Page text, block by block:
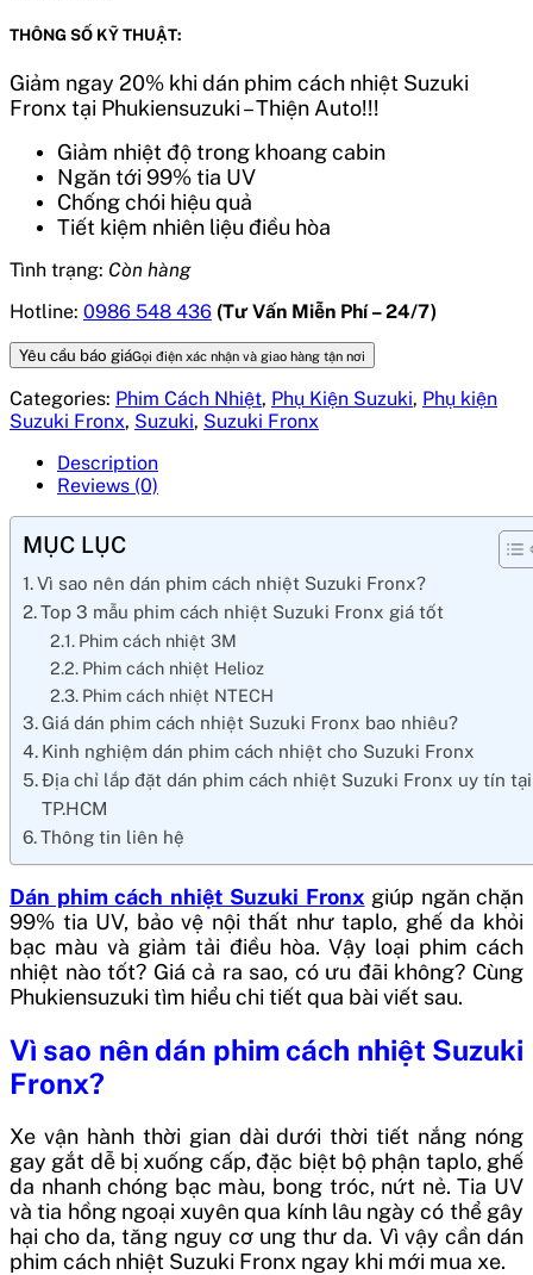
THÔNG SỐ KỸ THUẬT:
Giảm ngay 20% khi dán phim cách nhiệt Suzuki
Fronx tại Phukiensuzuki – Thiện Auto!!!
Giảm nhiệt độ trong khoang cabin
Ngăn tới 99% tia UV
Chống chói hiệu quả
Tiết kiệm nhiên liệu điều hòa
Tình trạng: Còn hàng
Hotline: 0986 548 436 (Tư Vấn Miễn Phí – 24/7)
Yêu cầu báo giáGọi điện xác nhận và giao hàng tận nơi
Categories: Phim Cách Nhiệt, Phụ Kiện Suzuki, Phụ kiện
Suzuki Fronx, Suzuki, Suzuki Fronx
Description
Reviews (0)
MỤC LỤC
Vì sao nên dán phim cách nhiệt Suzuki Fronx?
Top 3 mẫu phim cách nhiệt Suzuki Fronx giá tốt
Phim cách nhiệt 3M
Phim cách nhiệt Helioz
Phim cách nhiệt NTECH
Giá dán phim cách nhiệt Suzuki Fronx bao nhiêu?
Kinh nghiệm dán phim cách nhiệt cho Suzuki Fronx
Địa chỉ lắp đặt dán phim cách nhiệt Suzuki Fronx uy tín tại
TP.HCM
Thông tin liên hệ
Dán phim cách nhiệt Suzuki Fronx giúp ngăn chặn
99% tia UV, bảo vệ nội thất như taplo, ghế da khỏi
bạc màu và giảm tải điều hòa. Vậy loại phim cách
nhiệt nào tốt? Giá cả ra sao, có ưu đãi không? Cùng
Phukiensuzuki tìm hiểu chi tiết qua bài viết sau.
Vì sao nên dán phim cách nhiệt Suzuki
Fronx?
Xe vận hành thời gian dài dưới thời tiết nắng nóng
gay gắt dễ bị xuống cấp, đặc biệt bộ phận taplo, ghế
da nhanh chóng bạc màu, bong tróc, nứt nẻ. Tia UV
và tia hồng ngoại xuyên qua kính lâu ngày có thể gây
hại cho da, tăng nguy cơ ung thư da. Vì vậy cần dán
phim cách nhiệt Suzuki Fronx ngay khi mới mua xe.